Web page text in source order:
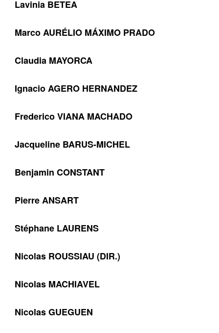
Lavinia BETEA
Marco AURÉLIO MÁXIMO PRADO
Claudia MAYORCA
Ignacio AGERO HERNANDEZ
Frederico VIANA MACHADO
Jacqueline BARUS-MICHEL
Benjamin CONSTANT
Pierre ANSART
Stéphane LAURENS
Nicolas ROUSSIAU (DIR.)
Nicolas MACHIAVEL
Nicolas GUEGUEN